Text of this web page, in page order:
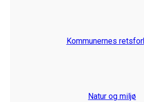
Kommunernes
Natur og miljø